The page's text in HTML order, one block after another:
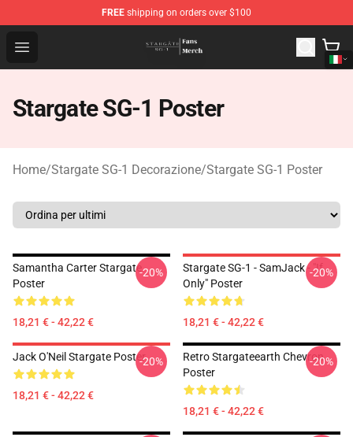
FREE shipping on orders over $100
Open menu
Stargate SG-1 Store - Official Stargate SG-1
Stargate SG-1 Poster
Home/Stargate SG-1 Decorazione/Stargate SG-1 Poster
Samantha Carter Stargate
Poster
18,21 € - 42,22 €
-20%
Stargate SG-1 - SamJack - "If
Only" Poster
18,21 € - 42,22 €
-20%
Jack O'Neil Stargate Poster
18,21 € - 42,22 €
-20%
Retro Stargateearth Chevron
Poster
18,21 € - 42,22 €
-20%